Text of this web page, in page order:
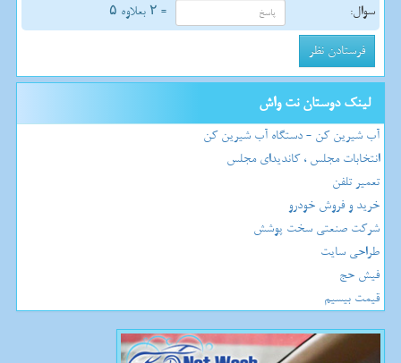
سوال: = ۲ بعلاوه ۵
لینک دوستان نت واش
آب شیرین کن - دستگاه آب شیرین کن
انتخابات مجلس ، کاندیدای مجلس
تعمیر تلفن
خرید و فروش خودرو
شرکت صنعتی سخت پوشش
طراحی سایت
فیش حج
قیمت بیسیم